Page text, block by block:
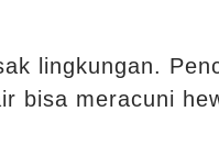
lingkungan.
bisa meracuni